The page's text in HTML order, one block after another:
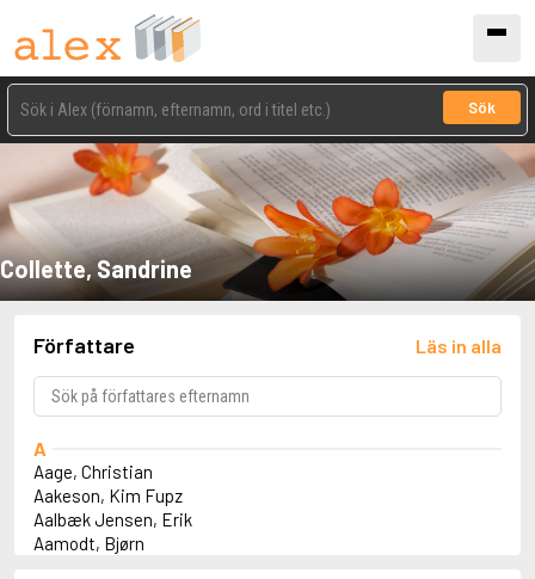
Sök
Collette, Sandrine
Författare Läs in alla
A
Aage, Christian
Aakeson, Kim Fupz
Aalbæk Jensen, Erik
Aamodt, Bjørn